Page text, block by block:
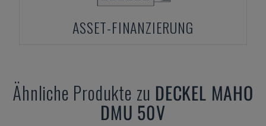
ASSET-FINANZIERUNG
Ähnliche Produkte zu DECKEL MAHO
DMU 50V